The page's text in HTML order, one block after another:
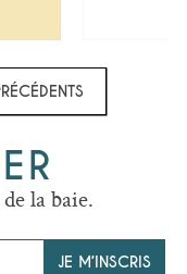
la baie.
JE M’INSCRIS